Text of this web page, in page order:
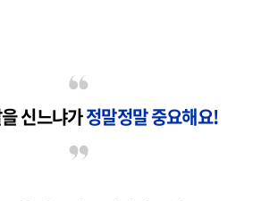
신느냐가정말정말 중요해요!